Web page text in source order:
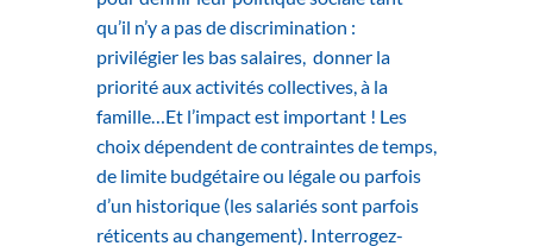
qu’il n’y a pas de discrimination :
privilégier les bas salaires, donner la
priorité aux activités collectives, à la
famille…Et l’impact est important ! Les
choix dépendent de contraintes de temps,
de limite budgétaire ou légale ou parfois
d’un historique (les salariés sont parfois
réticents au changement). Interrogez-